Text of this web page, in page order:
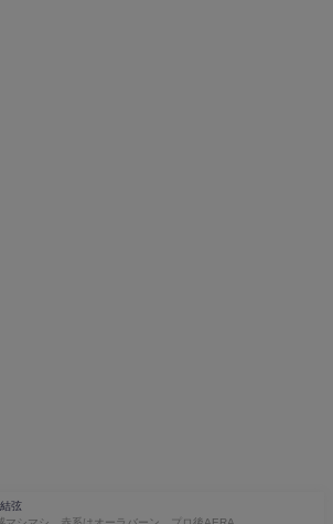
弦
マシマシ。赤系はオーラバーン。プロ後AERA。